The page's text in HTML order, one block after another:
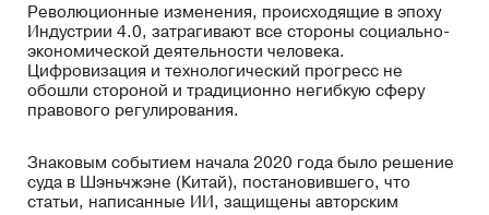
Революционные изменения, происходящие в эпоху
Индустрии 4.0, затрагивают все стороны социально-
экономической деятельности человека.
Цифровизация и технологический прогресс не
обошли стороной и традиционно негибкую сферу
правового регулирования.
Знаковым событием начала 2020 года было решение
суда в Шэньчжэне (Китай), постановившего, что
статьи, написанные ИИ, защищены авторским